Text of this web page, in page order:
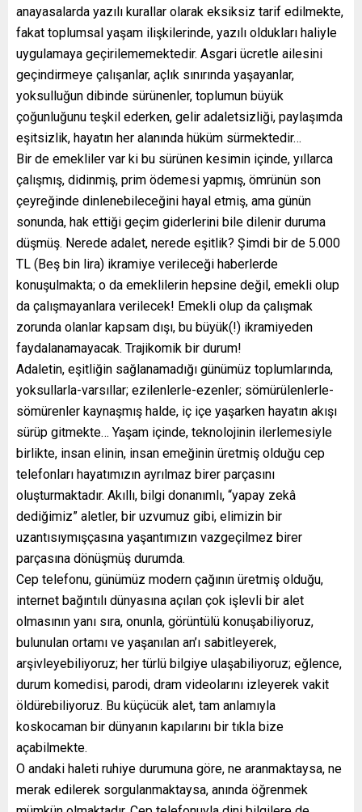
anayasalarda yazılı kurallar olarak eksiksiz tarif edilmekte,
fakat toplumsal yaşam ilişkilerinde, yazılı oldukları haliyle
uygulamaya geçirilememektedir. Asgari ücretle ailesini
geçindirmeye çalışanlar, açlık sınırında yaşayanlar,
yoksulluğun dibinde sürünenler, toplumun büyük
çoğunluğunu teşkil ederken, gelir adaletsizliği, paylaşımda
eşitsizlik, hayatın her alanında hüküm sürmektedir…
Bir de emekliler var ki bu sürünen kesimin içinde, yıllarca
çalışmış, didinmiş, prim ödemesi yapmış, ömrünün son
çeyreğinde dinlenebileceğini hayal etmiş, ama günün
sonunda, hak ettiği geçim giderlerini bile dilenir duruma
düşmüş. Nerede adalet, nerede eşitlik? Şimdi bir de 5.000
TL (Beş bin lira) ikramiye verileceği haberlerde
konuşulmakta; o da emeklilerin hepsine değil, emekli olup
da çalışmayanlara verilecek! Emekli olup da çalışmak
zorunda olanlar kapsam dışı, bu büyük(!) ikramiyeden
faydalanamayacak. Trajikomik bir durum!
Adaletin, eşitliğin sağlanamadığı günümüz toplumlarında,
yoksullarla-varsıllar; ezilenlerle-ezenler; sömürülenlerle-
sömürenler kaynaşmış halde, iç içe yaşarken hayatın akışı
sürüp gitmekte… Yaşam içinde, teknolojinin ilerlemesiyle
birlikte, insan elinin, insan emeğinin üretmiş olduğu cep
telefonları hayatımızın ayrılmaz birer parçasını
oluşturmaktadır. Akıllı, bilgi donanımlı, “yapay zekâ
dediğimiz” aletler, bir uzvumuz gibi, elimizin bir
uzantısıymışçasına yaşantımızın vazgeçilmez birer
parçasına dönüşmüş durumda.
Cep telefonu, günümüz modern çağının üretmiş olduğu,
internet bağıntılı dünyasına açılan çok işlevli bir alet
olmasının yanı sıra, onunla, görüntülü konuşabiliyoruz,
bulunulan ortamı ve yaşanılan an’ı sabitleyerek,
arşivleyebiliyoruz; her türlü bilgiye ulaşabiliyoruz; eğlence,
durum komedisi, parodi, dram videolarını izleyerek vakit
öldürebiliyoruz. Bu küçücük alet, tam anlamıyla
koskocaman bir dünyanın kapılarını bir tıkla bize
açabilmekte.
O andaki haleti ruhiye durumuna göre, ne aranmaktaysa, ne
merak edilerek sorgulanmaktaysa, anında öğrenmek